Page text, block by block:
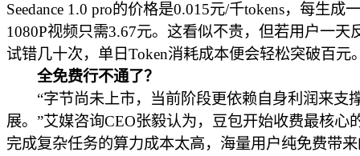
Seedance 1.0 pro的价格是0.015元/千tokens，每生成
1080P视频只需3.67元。这看似不贵，但若用户一天
试错几十次，单日Token消耗成本便会轻松突破百元
全免费行不通了？
“字节尚未上市，当前阶段更依赖自身利润来支
展。”艾媒咨询CEO张毅认为，豆包开始收费最核心
完成复杂任务的算力成本太高，海量用户纯免费带